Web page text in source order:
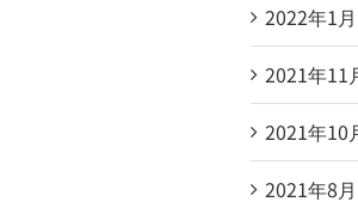
2022年1月
2021年11
2021年10
2021年8月